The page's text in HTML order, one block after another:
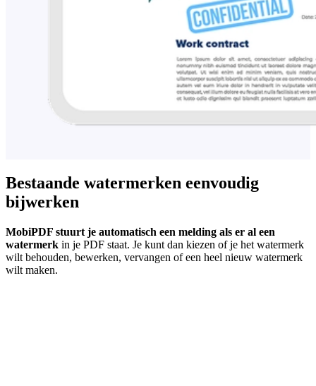
Bestaande watermerken eenvoudig
bijwerken
MobiPDF stuurt je automatisch een melding als er al een
watermerk in je PDF staat. Je kunt dan kiezen of je het watermerk
wilt behouden, bewerken, vervangen of een heel nieuw watermerk
wilt maken.